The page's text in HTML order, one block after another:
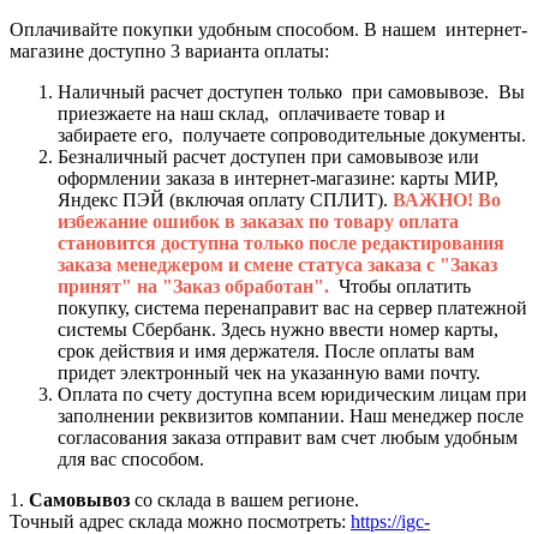
Оплачивайте покупки удобным способом. В нашем интернет-
магазине доступно 3 варианта оплаты:
Наличный расчет доступен только при самовывозе. Вы
приезжаете на наш склад, оплачиваете товар и
забираете его, получаете сопроводительные документы.
Безналичный расчет доступен при самовывозе или
оформлении заказа в интернет-магазине: карты МИР,
Яндекс ПЭЙ (включая оплату СПЛИТ). ВАЖНО! Во
избежание ошибок в заказах по товару оплата
становится доступна только после редактирования
заказа менеджером и смене статуса заказа с "Заказ
принят" на "Заказ обработан". Чтобы оплатить
покупку, система перенаправит вас на сервер платежной
системы Сбербанк. Здесь нужно ввести номер карты,
срок действия и имя держателя. После оплаты вам
придет электронный чек на указанную вами почту.
Оплата по счету доступна всем юридическим лицам при
заполнении реквизитов компании. Наш менеджер после
согласования заказа отправит вам счет любым удобным
для вас способом.
1. Самовывоз со склада в вашем регионе.
Точный адрес склада можно посмотреть: https://igc-